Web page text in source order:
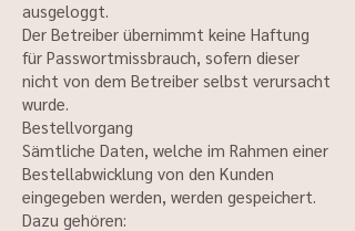
ausgeloggt.
Der Betreiber übernimmt keine Haftung
für Passwortmissbrauch, sofern dieser
nicht von dem Betreiber selbst verursacht
wurde.
Bestellvorgang
Sämtliche Daten, welche im Rahmen einer
Bestellabwicklung von den Kunden
eingegeben werden, werden gespeichert.
Dazu gehören: